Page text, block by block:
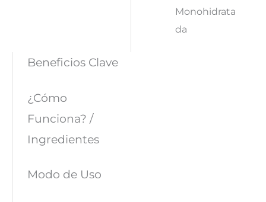
Monohidrata
da
Beneficios Clave
¿Cómo
Funciona? /
Ingredientes
Modo de Uso